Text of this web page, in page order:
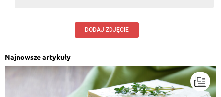
DODAJ ZDJĘCIE
Najnowsze artykuły